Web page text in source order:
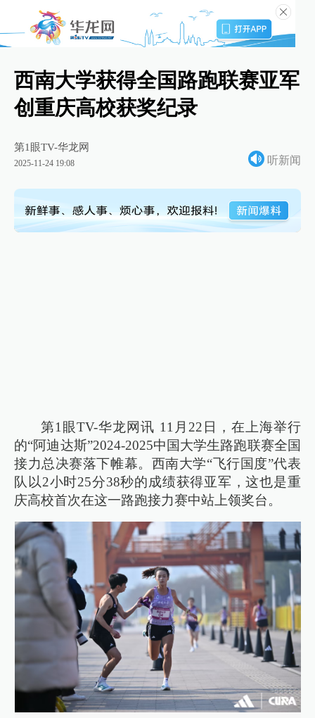
西南大学获得全国路跑联赛亚军
创重庆高校获奖纪录
第1眼TV-华龙网
2025-11-24 19:08 听新闻
第1眼TV-华龙网讯 11月22日，在上海举行
的“阿迪达斯”2024-2025中国大学生路跑联赛全国
接力总决赛落下帷幕。西南大学“飞行国度”代表
队以2小时25分38秒的成绩获得亚军，这也是重
庆高校首次在这一路跑接力赛中站上领奖台。